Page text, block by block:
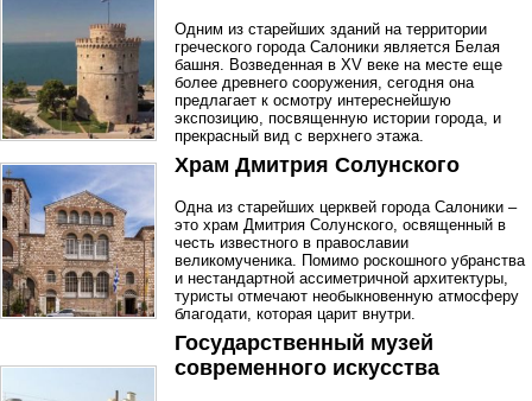
Одним из старейших зданий на территории
греческого города Салоники является Белая
башня. Возведенная в XV веке на месте еще
более древнего сооружения, сегодня она
предлагает к осмотру интереснейшую
экспозицию, посвященную истории города, и
прекрасный вид с верхнего этажа.
Храм Дмитрия Солунского
Одна из старейших церквей города Салоники –
это храм Дмитрия Солунского, освященный в
честь известного в православии
великомученика. Помимо роскошного убранства
и нестандартной ассиметричной архитектуры,
туристы отмечают необыкновенную атмосферу
благодати, которая царит внутри.
Государственный музей
современного искусства